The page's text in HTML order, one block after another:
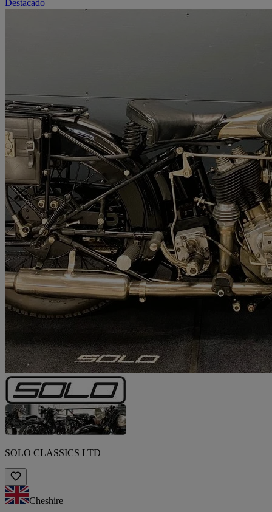
Destacado
SOLO CLASSICS LTD
Cheshire